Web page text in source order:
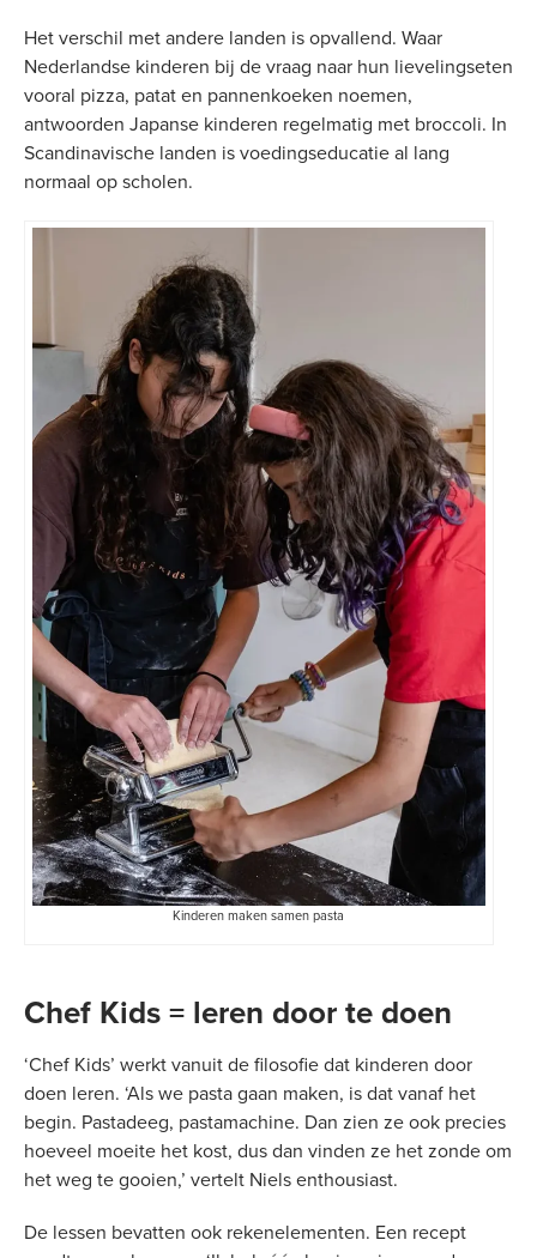
Het verschil met andere landen is opvallend. Waar
Nederlandse kinderen bij de vraag naar hun lievelingseten
vooral pizza, patat en pannenkoeken noemen,
antwoorden Japanse kinderen regelmatig met broccoli. In
Scandinavische landen is voedingseducatie al lang
normaal op scholen.
Kinderen maken samen pasta
Chef Kids = leren door te doen
‘Chef Kids’ werkt vanuit de filosofie dat kinderen door
doen leren. ‘Als we pasta gaan maken, is dat vanaf het
begin. Pastadeeg, pastamachine. Dan zien ze ook precies
hoeveel moeite het kost, dus dan vinden ze het zonde om
het weg te gooien,’ vertelt Niels enthousiast.
De lessen bevatten ook rekenelementen. Een recept